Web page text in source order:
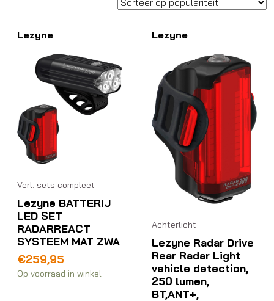
Lezyne
Verl. sets compleet
Lezyne BATTERIJ
LED SET
RADARREACT
SYSTEEM MAT ZWA
€259,95
Op voorraad in winkel
Lezyne
Achterlicht
Lezyne Radar Drive
Rear Radar Light
vehicle detection,
250 lumen,
BT,ANT+,